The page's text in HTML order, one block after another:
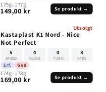
175g–177g
149,00 kr Se produkt →
UTSOLGT
Utsolgt
Kastaplast K1 Nord - Nice
Not Perfect
5
SPEED
4
GLIDE
0
TURN
3
FADE
Erf. God
174g–178g
169,00 kr Se produkt →